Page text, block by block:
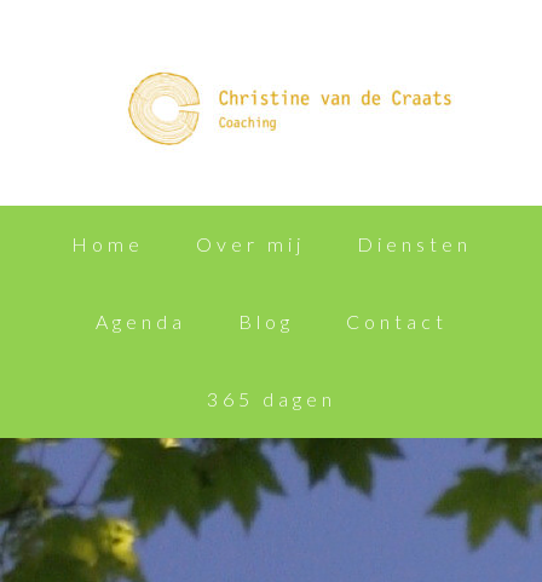
Home Over mij Diensten
Agenda Blog Contact
365 dagen